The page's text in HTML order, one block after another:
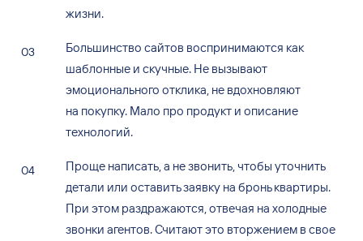
жизни.
Большинство сайтов воспринимаются как
шаблонные и скучные. Не вызывают
эмоционального отклика, не вдохновляют
на покупку. Мало про продукт и описание
технологий.
Проще написать, а незвонить, чтобы уточнить
детали или оставить заявку на бронь квартиры.
При этом ​​раздражаются, отвечая на холодные
звонки агентов. Считают это вторжением в свое